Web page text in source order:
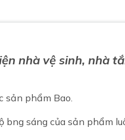
nhà trọ giá rẻ
nóng năng lượng
vệ sinh cao cấp
nhà vệ sinh, nhà
sản phẩm Bao.
bng sáng của sản phẩm